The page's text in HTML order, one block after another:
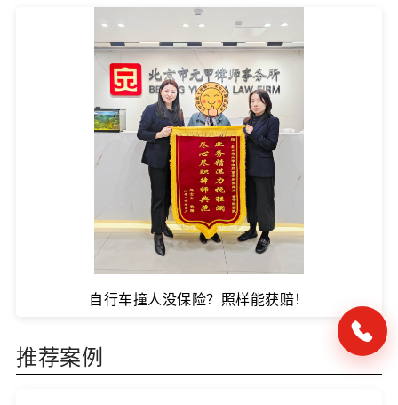
自行车撞人没保险？照样能获赔！
推荐案例